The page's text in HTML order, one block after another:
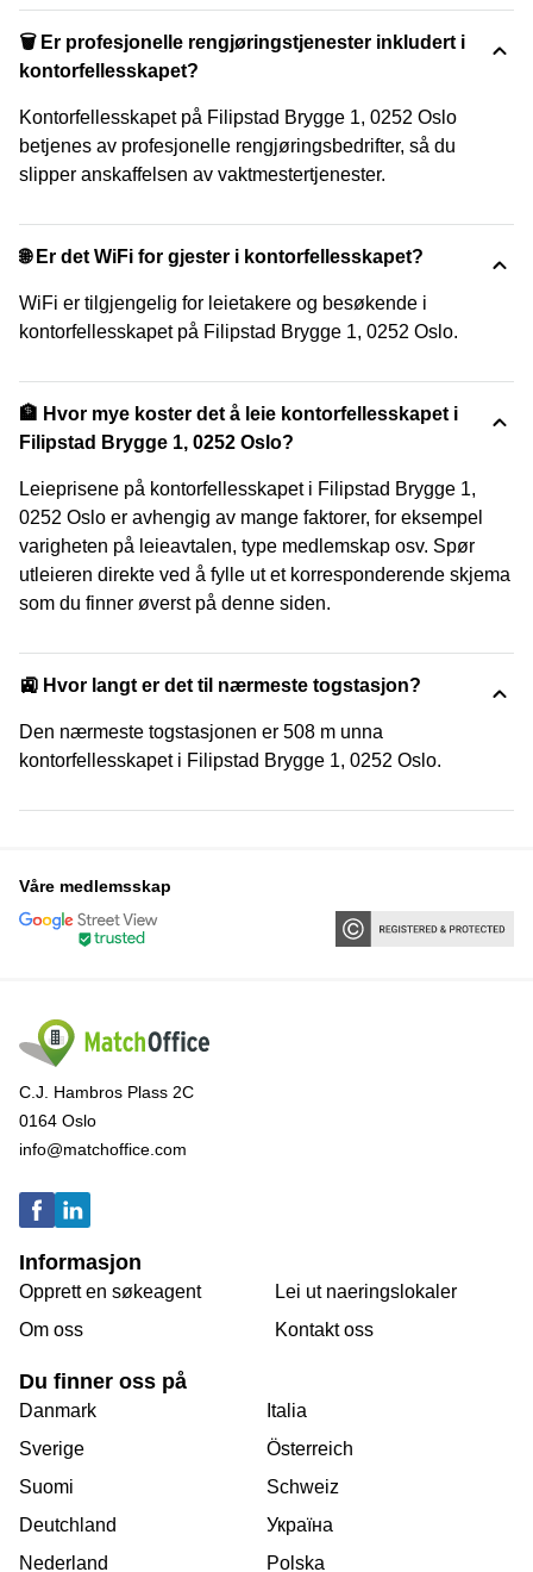
🗑 Er profesjonelle rengjøringstjenester inkludert i
kontorfellesskapet?
Kontorfellesskapet på Filipstad Brygge 1, 0252 Oslo
betjenes av profesjonelle rengjøringsbedrifter, så du
slipper anskaffelsen av vaktmestertjenester.
🌐 Er det WiFi for gjester i kontorfellesskapet?
WiFi er tilgjengelig for leietakere og besøkende i
kontorfellesskapet på Filipstad Brygge 1, 0252 Oslo.
🏦 Hvor mye koster det å leie kontorfellesskapet i
Filipstad Brygge 1, 0252 Oslo?
Leieprisene på kontorfellesskapet i Filipstad Brygge 1,
0252 Oslo er avhengig av mange faktorer, for eksempel
varigheten på leieavtalen, type medlemskap osv. Spør
utleieren direkte ved å fylle ut et korresponderende skjema
som du finner øverst på denne siden.
🚉 Hvor langt er det til nærmeste togstasjon?
Den nærmeste togstasjonen er 508 m unna
kontorfellesskapet i Filipstad Brygge 1, 0252 Oslo.
Våre medlemsskap
C.J. Hambros Plass 2C
0164 Oslo
info@matchoffice.com
Informasjon
Opprett en søkeagent
Om oss
Lei ut naeringslokaler
Kontakt oss
Du finner oss på
Danmark
Sverige
Suomi
Deutchland
Nederland
Italia
Österreich
Schweiz
Україна
Polska